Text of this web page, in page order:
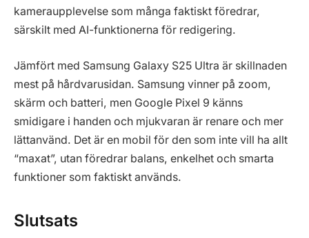
kameraupplevelse som många faktiskt föredrar,
särskilt med AI-funktionerna för redigering.
Jämfört med Samsung Galaxy S25 Ultra är skillnaden
mest på hårdvarusidan. Samsung vinner på zoom,
skärm och batteri, men Google Pixel 9 känns
smidigare i handen och mjukvaran är renare och mer
lättanvänd. Det är en mobil för den som inte vill ha allt
“maxat”, utan föredrar balans, enkelhet och smarta
funktioner som faktiskt används.
Slutsats